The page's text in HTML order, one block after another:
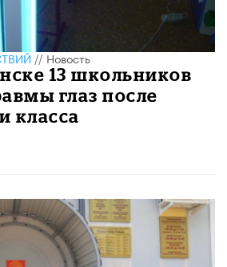
//Новость
13 школьников
глаз после
класса